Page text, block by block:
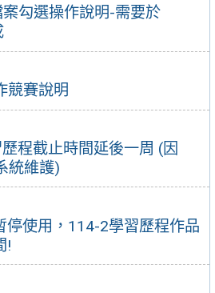
勾選操作說明-需要於
競賽說明
程截止時間延後一周 (因
統維護)
停使用，114-2學習歷程作品
!